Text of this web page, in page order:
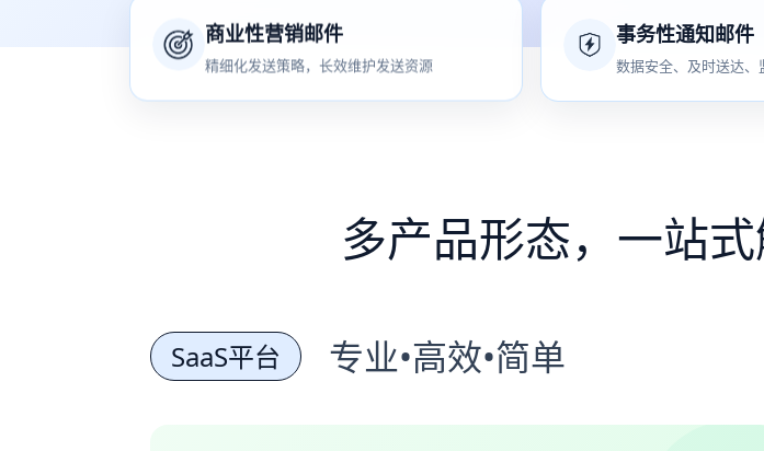
商业性营销邮件
精细化发送策略，长效维护发送资源
事务性通知邮件
数据安全、及时送达、
多产品形态，一站
SaaS平台 专业•高效•简单